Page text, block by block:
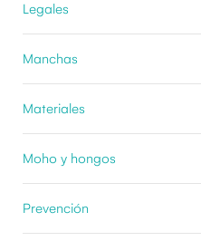
Legales
Manchas
Materiales
Moho y hongos
Prevención